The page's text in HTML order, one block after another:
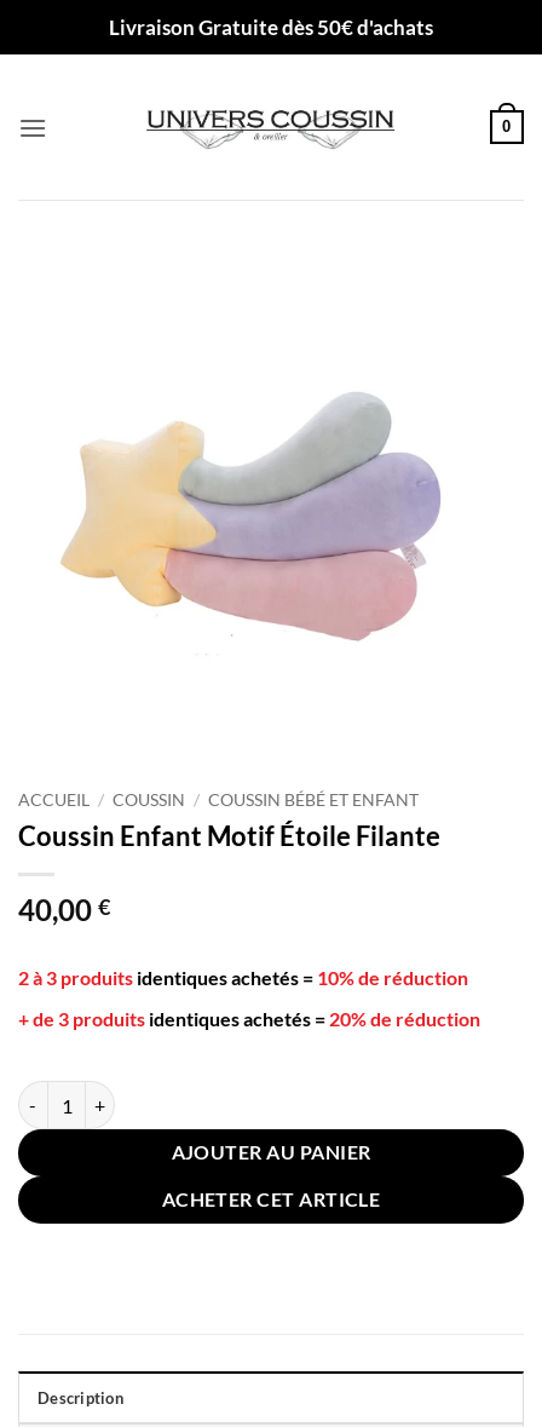
Livraison Gratuite dès 50€ d'achats
0
ACCUEIL / COUSSIN / COUSSIN BÉBÉ ET ENFANT
Coussin Enfant Motif Étoile Filante
40,00 €
2 à 3 produits identiques achetés = 10% de réduction
+ de 3 produits identiques achetés = 20% de réduction
quantité de Coussin Enfant Motif Étoile Filante
AJOUTER AU PANIER
ACHETER CET ARTICLE
Description